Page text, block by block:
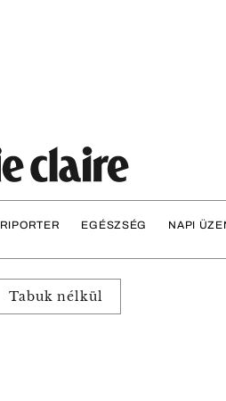
RIPORTER EGÉSZSÉG NAPI
Tabuk nélkül